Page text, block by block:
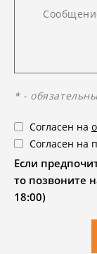
* -
Согласен на
Согласен на
Если
то позвоните
18:00)